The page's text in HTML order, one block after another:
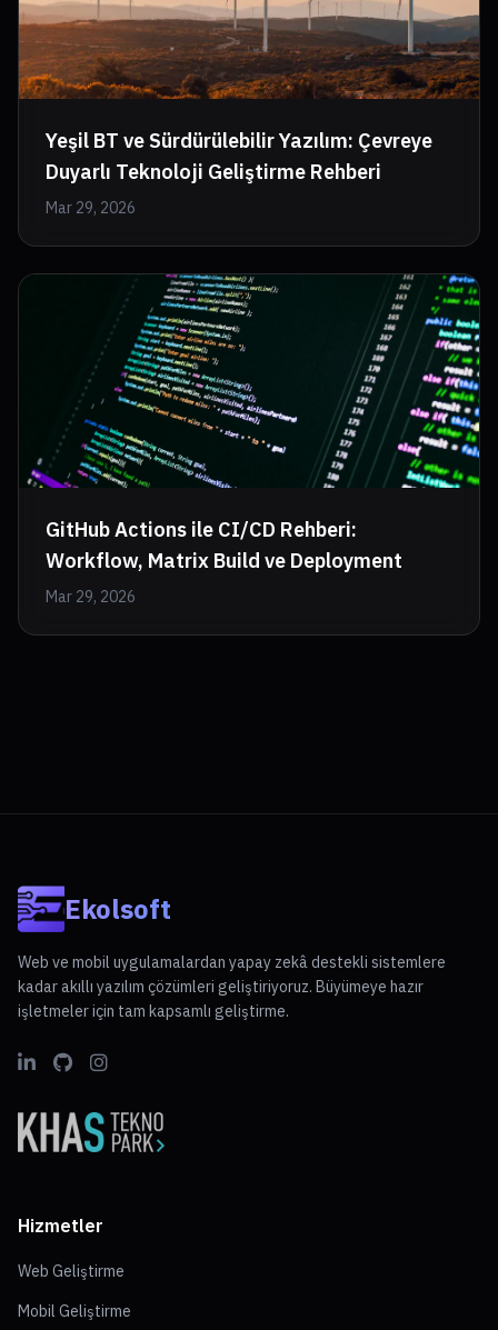
Yeşil BT ve Sürdürülebilir Yazılım: Çevreye
Duyarlı Teknoloji Geliştirme Rehberi
Mar 29, 2026
GitHub Actions ile CI/CD Rehberi:
Workflow, Matrix Build ve Deployment
Mar 29, 2026
Ekolsoft
Web ve mobil uygulamalardan yapay zekâ destekli sistemlere
kadar akıllı yazılım çözümleri geliştiriyoruz. Büyümeye hazır
işletmeler için tam kapsamlı geliştirme.
Hizmetler
Web Geliştirme
Mobil Geliştirme